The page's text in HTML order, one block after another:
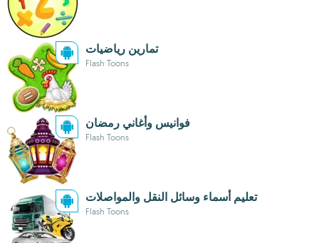
تمارين رياضيات
Flash Toons
فوانيس وأغاني رمضان
Flash Toons
تعليم أسماء وسائل النقل والمواصلات
Flash Toons